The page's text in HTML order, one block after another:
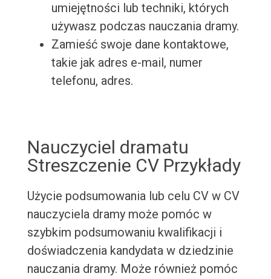
umiejętności lub techniki, których
używasz podczas nauczania dramy.
Zamieść swoje dane kontaktowe,
takie jak adres e-mail, numer
telefonu, adres.
Nauczyciel dramatu
Streszczenie CV Przykłady
Użycie podsumowania lub celu CV w CV
nauczyciela dramy może pomóc w
szybkim podsumowaniu kwalifikacji i
doświadczenia kandydata w dziedzinie
nauczania dramy. Może również pomóc